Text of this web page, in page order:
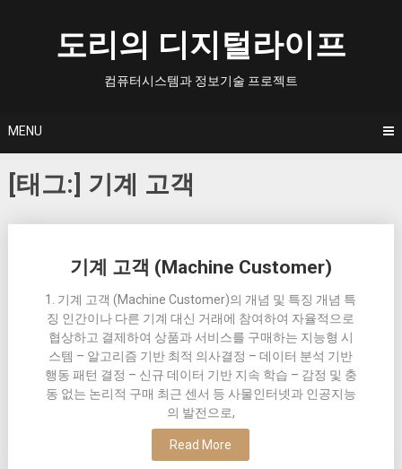
도리의 디지털라이프
컴퓨터시스템과 정보기술 프로젝트
MENU
[태그:] 기계 고객
기계 고객 (Machine Customer)
1. 기계 고객 (Machine Customer)의 개념 및 특징 개념 특
징 인간이나 다른 기계 대신 거래에 참여하여 자율적으로
협상하고 결제하여 상품과 서비스를 구매하는 지능형 시
스템 – 알고리즘 기반 최적 의사결정 – 데이터 분석 기반
행동 패턴 결정 – 신규 데이터 기반 지속 학습 – 감정 및 충
동 없는 논리적 구매 최근 센서 등 사물인터넷과 인공지능
의 발전으로,
Read More
navigation